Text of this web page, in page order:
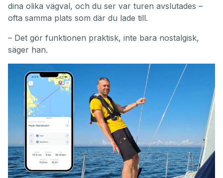
dina olika vägval, och du ser var turen avslutades –
ofta samma plats som där du lade till.
– Det gör funktionen praktisk, inte bara nostalgisk,
säger han.